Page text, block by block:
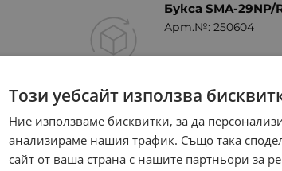
Букса SMA-29NP/
Арт.№: 250604
CRC9/TS5/M
Арт.№: 249781
Този уебсайт използва
Ние използваме бисквитки, за да
анализираме нашия трафик. Също така
сайт от ваша страна с нашите партньори за